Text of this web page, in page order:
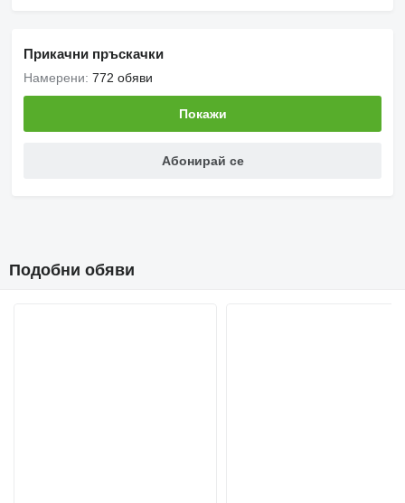
Прикачни пръскачки
Намерени: 772 обяви
Покажи
Абонирай се
Подобни обяви